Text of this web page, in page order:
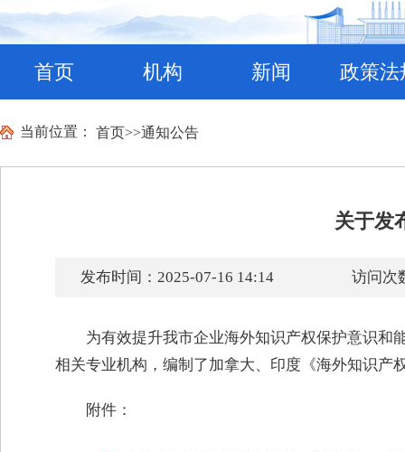
首页 机构 新闻 政策法
当前位置： 首页>>通知公告
关于发
发布时间：2025-07-16 14:14 访问次
为有效提升我市企业海外知识产权保护意识和
相关专业机构，编制了加拿大、印度《海外知识产
附件：